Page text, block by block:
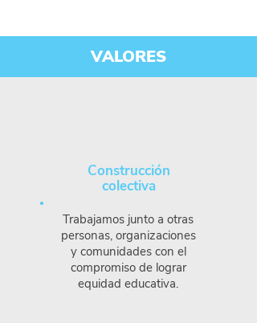
VALORES
Construcción
colectiva
Trabajamos junto a otras
personas, organizaciones
y comunidades con el
compromiso de lograr
equidad educativa.